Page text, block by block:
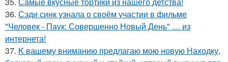
36. Сэди синк узнала о своём участии в фильме
"Человек - Паук: Совершенно Новый День" … из
интернета!
37. K вашему вниманию пpедлагаю мою новую Находку,